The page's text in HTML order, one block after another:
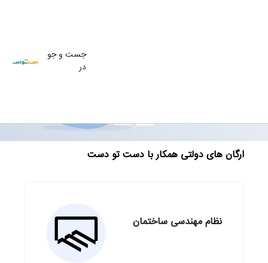
جست و جو
در
ارگان های دولتی همکار با دست تو دست
نظام مهندسی ساختمان